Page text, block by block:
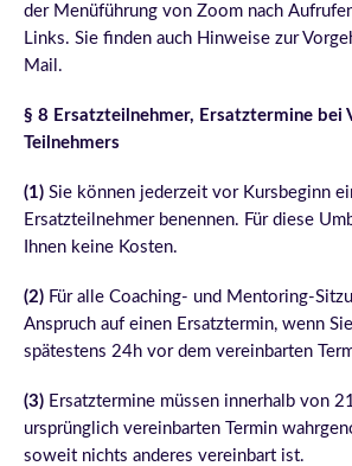
der Menüführung von Zoom nach
Links. Sie finden auch Hinweise zur
Mail.
§ 8 Ersatzteilnehmer, Ersatztermine bei
Teilnehmers
(1) Sie können jederzeit vor Kursbeginn
Ersatzteilnehmer benennen. Für diese
Ihnen keine Kosten.
(2) Für alle Coaching- und Mentoring-
Anspruch auf einen Ersatztermin, wenn
spätestens 24h vor dem vereinbarten
(3) Ersatztermine müssen innerhalb von
ursprünglich vereinbarten Termin
soweit nichts anderes vereinbart ist.